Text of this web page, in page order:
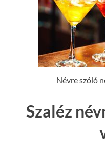
Névre szóló
Szaléz